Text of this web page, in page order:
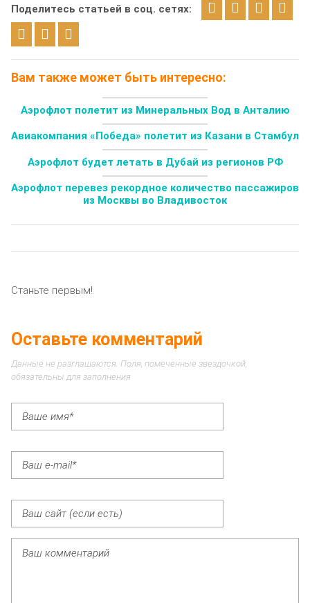
Поделитесь статьей в соц. сетях:
Вам также может быть интересно:
Аэрофлот полетит из Минеральных Вод в Анталию
Авиакомпания «Победа» полетит из Казани в Стамбул
Аэрофлот будет летать в Дубай из регионов РФ
Аэрофлот перевез рекордное количество пассажиров
из Москвы во Владивосток
Станьте первым!
Оставьте комментарий
Данные не разглашаются. Поля, помеченные звездочкой,
обязательны для заполнения